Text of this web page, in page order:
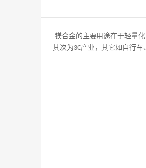
镁合金的主要用途在于轻量
其次为3C产业，其它如自行车